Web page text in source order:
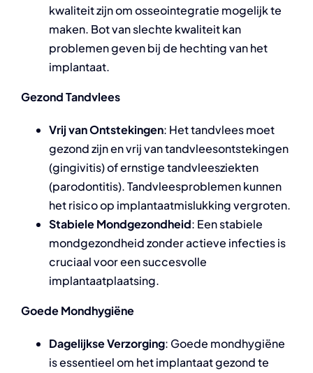
kwaliteit zijn om osseointegratie mogelijk te
maken. Bot van slechte kwaliteit kan
problemen geven bij de hechting van het
implantaat.
Gezond Tandvlees
Vrij van Ontstekingen: Het tandvlees moet
gezond zijn en vrij van tandvleesontstekingen
(gingivitis) of ernstige tandvleesziekten
(parodontitis). Tandvleesproblemen kunnen
het risico op implantaatmislukking vergroten.
Stabiele Mondgezondheid: Een stabiele
mondgezondheid zonder actieve infecties is
cruciaal voor een succesvolle
implantaatplaatsing.
Goede Mondhygiëne
Dagelijkse Verzorging: Goede mondhygiëne
is essentieel om het implantaat gezond te